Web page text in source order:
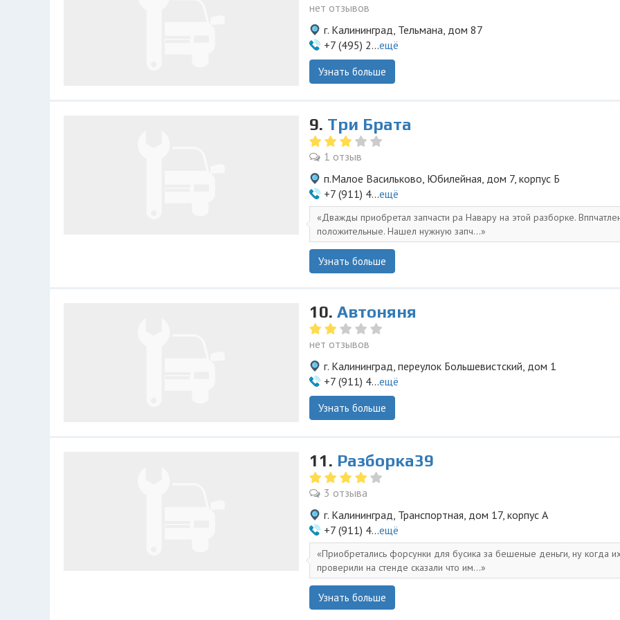
нет отзывов
г. Калининград, Тельмана, дом 87
+7 (495) 2...ещё
Узнать больше
9. Три Брата
1 отзыв
п.Малое Васильково, Юбилейная, дом 7, корпус Б
+7 (911) 4...ещё
Дважды приобретал запчасти ра Навару на этой разборке.
положительные. Нашел нужную запч...
Узнать больше
10. Автоняня
нет отзывов
г. Калининград, переулок Большевистский, дом 1
+7 (911) 4...ещё
Узнать больше
11. Разборка39
3 отзыва
г. Калининград, Транспортная, дом 17, корпус А
+7 (911) 4...ещё
Приобретались форсунки для бусика за бешеные деньги, ну когда
проверили на стенде сказали что им...
Узнать больше